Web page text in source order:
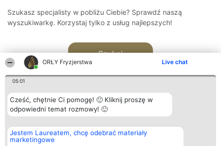
ORŁY Fryzjerstwa Live chat
05:01
Cześć, chętnie Ci pomogę! 🙂 Kliknij proszę w
odpowiedni temat rozmowy! 🙂
Jestem Laureatem, chcę odebrać materiały
marketingowe
Szukasz specjalisty w pobliżu Ciebie? Sprawdź naszą
wyszukiwarkę. Korzystaj tylko z usług najlepszych!
Szukaj
Organizator plebiscytu
Bright Side Solutions sp. z o.
o. sp. k.
Plebiscyt
Laureaci
Kontakt
Kontakt